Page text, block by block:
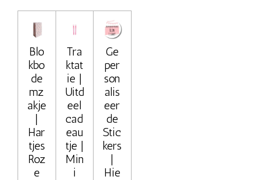
Blo
kbo
de
mz
akje
|
Har
tjes
Roz
e
Tra
ktat
ie |
Uitd
eel
cad
eau
tje |
Min
i
Ge
per
son
alis
eer
de
Stic
kers
|
Hie